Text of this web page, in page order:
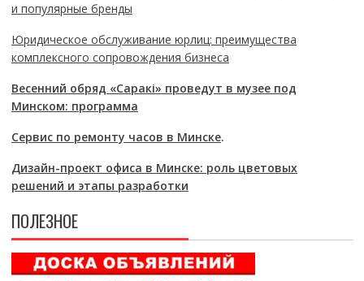
и популярные бренды
Юридическое обслуживание юрлиц: преимущества
комплексного сопровождения бизнеса
Весенний обряд «Саракі» проведут в музее под
Минском: программа
Сервис по ремонту часов в Минске.
Дизайн-проект офиса в Минске: роль цветовых
решений и этапы разработки
ПОЛЕЗНОЕ